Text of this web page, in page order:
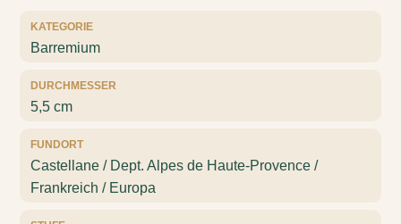
KATEGORIE
Barremium
DURCHMESSER
5,5 cm
FUNDORT
Castellane / Dept. Alpes de Haute-Provence /
Frankreich / Europa